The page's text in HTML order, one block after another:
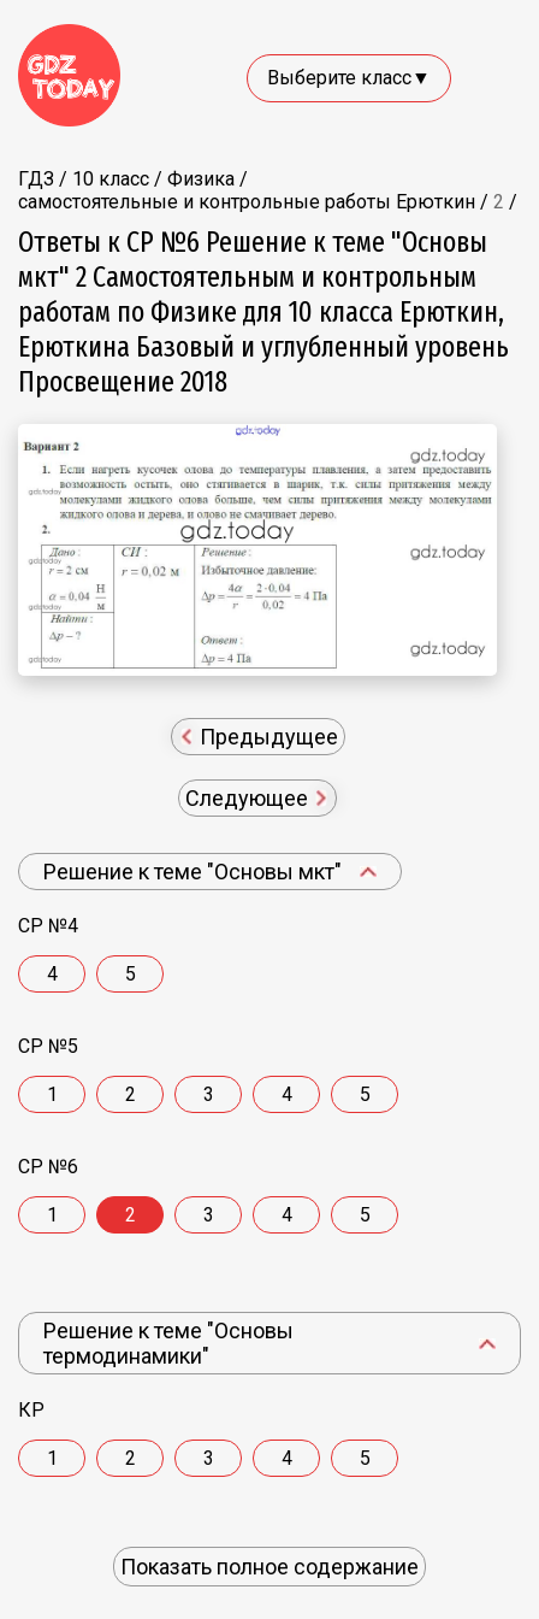
Выберите класс▼
ГДЗ / 10 класс / Физика /
самостоятельные и контрольные работы Ерюткин / 2 /
Ответы к СР №6 Решение к теме "Основы
мкт" 2 Самостоятельным и контрольным
работам по Физике для 10 класса Ерюткин,
Ерюткина Базовый и углубленный уровень
Просвещение 2018
Предыдущее
Следующее
Решение к теме "Основы мкт"
СР №4
4 5
СР №5
1 2 3 4 5
СР №6
1 2 3 4 5
Решение к теме "Основы
термодинамики"
КР
1 2 3 4 5
Показать полное содержание